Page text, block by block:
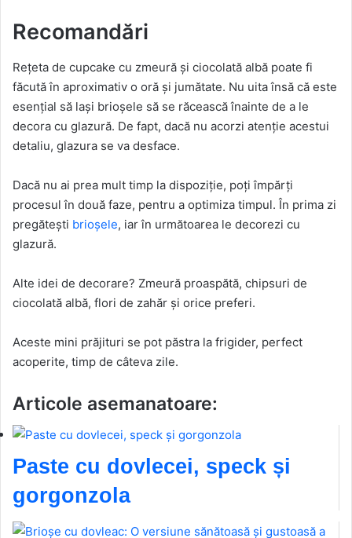
Recomandări
Rețeta de cupcake cu zmeură și ciocolată albă poate fi
făcută în aproximativ o oră și jumătate. Nu uita însă că este
esențial să lași brioșele să se răcească înainte de a le
decora cu glazură. De fapt, dacă nu acorzi atenție acestui
detaliu, glazura se va desface.
Dacă nu ai prea mult timp la dispoziție, poți împărți
procesul în două faze, pentru a optimiza timpul. În prima zi
pregătești brioșele, iar în următoarea le decorezi cu
glazură.
Alte idei de decorare? Zmeură proaspătă, chipsuri de
ciocolată albă, flori de zahăr și orice preferi.
Aceste mini prăjituri se pot păstra la frigider, perfect
acoperite, timp de câteva zile.
Articole asemanatoare:
Paste cu dovlecei, speck și
gorgonzola